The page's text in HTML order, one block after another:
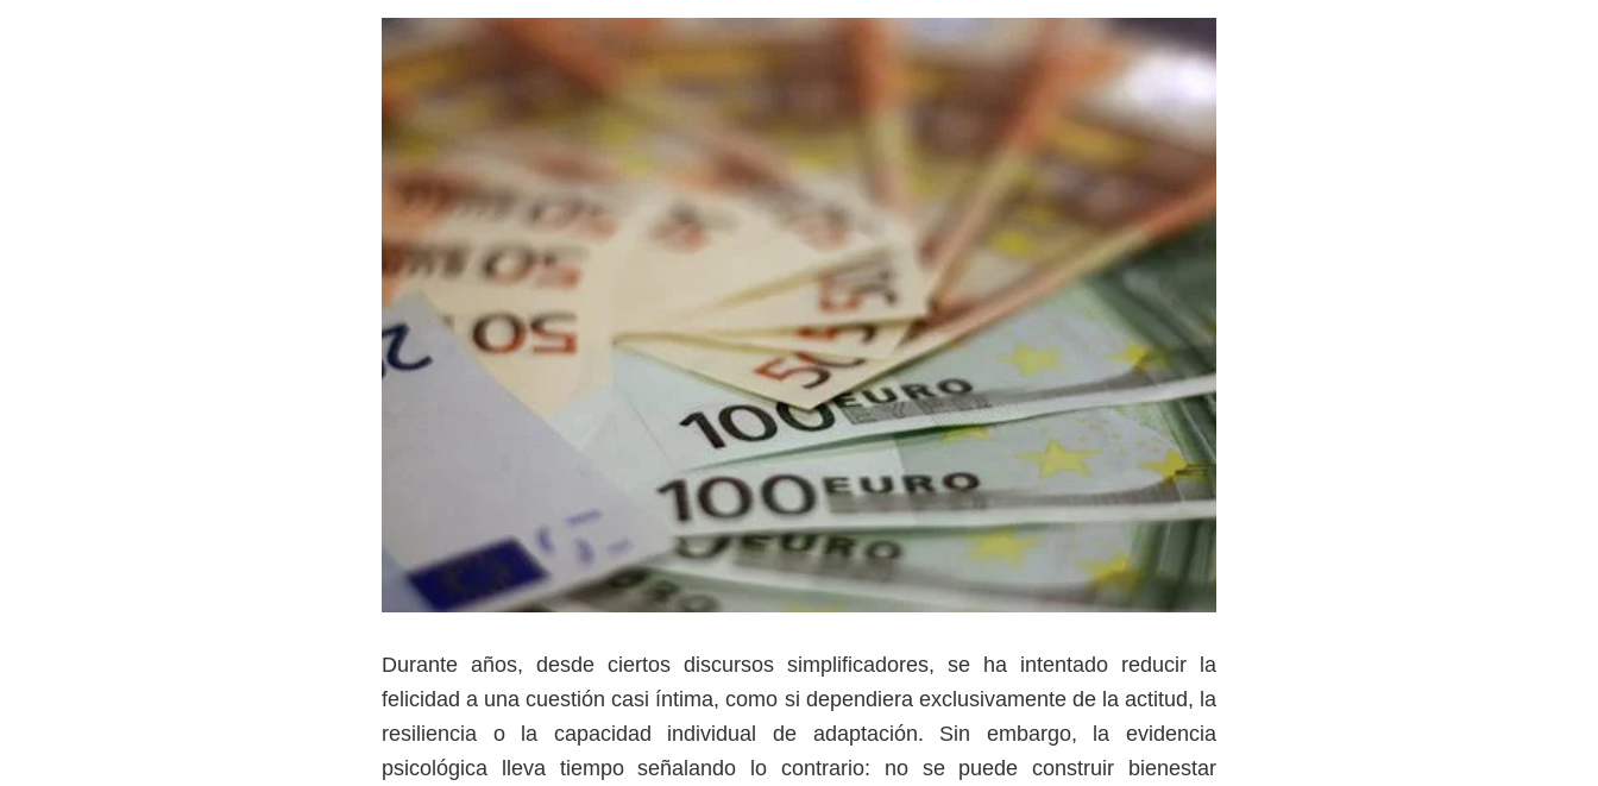
Durante años, desde ciertos discursos simplificadores, se ha intentado reducir la
felicidad a una cuestión casi íntima, como si dependiera exclusivamente de la actitud, la
resiliencia o la capacidad individual de adaptación. Sin embargo, la evidencia
psicológica lleva tiempo señalando lo contrario: no se puede construir bienestar